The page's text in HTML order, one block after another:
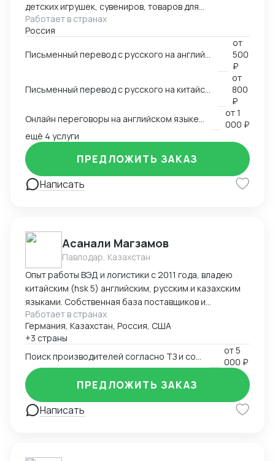
детских игрушек, сувениров, товаров для
праздников,подарочной упаковки, садовой мебели и
других категорий более 8 лет. Знаю все стадии
сравнение, отбор выгодных условий -проведение
переговоров с поставщиками (английский язык B2,
китайский язык B1), -работа с дизайнерами по
заказа в Китае (оформление контракта, приложения
на оплату), -доставка и проверка образов из Китая,
-инспекции (онлайн и оффлайн), -организация
доставки товара из Китая (карго и "в белую"),
-оформление таможенных документов (инвойс,
упаковочный,спецификация), -планирование
поставщиками), -сопровождение в командировках в
качестве переводчика
Работает в странах
Россия
Письменный перевод с русского на английский язык и наоборот на любую заданную тему
от
500
₽
Письменный перевод с русского на китайский язык и наоборот на любую заданную тему
от
800
₽
от1
000 ₽
ещё 4 услуги
Написать
ПРЕДЛОЖИТЬ ЗАКАЗ
Асанали Магзамов
Павлодар, Казахстан
Опыт работы ВЭД и логистики с 2011 года, владею
китайским (hsk 5) английским, русским и казахским
языками. Собственная база поставщиков и
инспекторов для контроля качества. Опыт ведения
переговоров для получения оптимальных условий.
Работает в странах
Германия, Казахстан, Россия, США
+3 страны
от5
000 ₽
Написать
ПРЕДЛОЖИТЬ ЗАКАЗ